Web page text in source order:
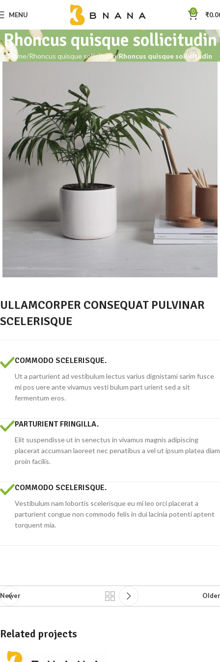
MENU 0 ₹
Rhoncus quisque sollicitudin
Home Rhoncus quisque sollicitudin Rhoncus quisque sollicitudin
ULLAMCORPER CONSEQUAT PULVINAR
SCELERISQUE
COMMODO SCELERISQUE.
Ut a parturient ad vestibulum lectus varius dignistami sarim fusce
mi pos uere ante vivamus vesti bulum part urient sed a sit
fermentum eros.
PARTURIENT FRINGILLA.
Elit suspendisse ut in senectus in vivamus magnis adipiscing
placerat accumsan laoreet nec penatibus a vel ut ipsum platea diam
proin facilis.
COMMODO SCELERISQUE.
Vestibulum nam lobortis scelerisque eu mi leo orci placerat a
parturient congue non commodo felis in dui lacinia potenti aptent
torquent mia.
Newer Older
Related projects